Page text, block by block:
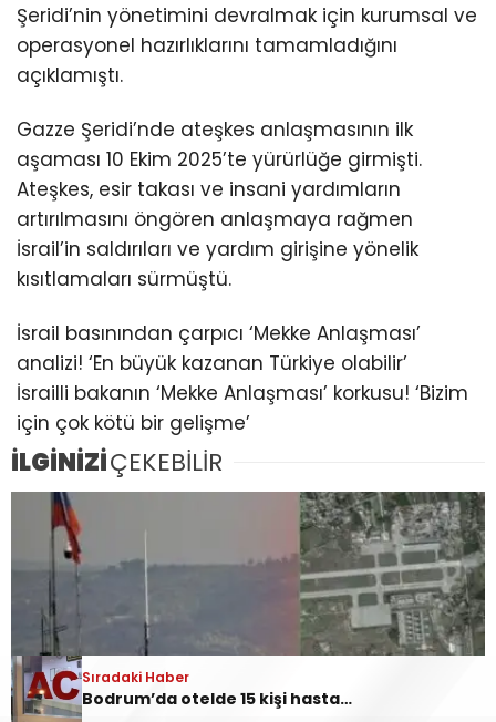
Şeridi’nin yönetimini devralmak için kurumsal ve
operasyonel hazırlıklarını tamamladığını
açıklamıştı.
Gazze Şeridi’nde ateşkes anlaşmasının ilk
aşaması 10 Ekim 2025’te yürürlüğe girmişti.
Ateşkes, esir takası ve insani yardımların
artırılmasını öngören anlaşmaya rağmen
İsrail’in saldırıları ve yardım girişine yönelik
kısıtlamaları sürmüştü.
İsrail basınından çarpıcı ‘Mekke Anlaşması’
analizi! ‘En büyük kazanan Türkiye olabilir’
İsrailli bakanın ‘Mekke Anlaşması’ korkusu! ‘Bizim
için çok kötü bir gelişme’
İLGİNİZİÇEKEBİLİR
Sıradaki Haber
Bodrum’da otelde 15 kişi hastaneye kaldırıldı! Havuz bakımı yapıyorlardı